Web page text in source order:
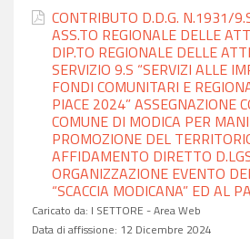
CONTRIBUTO D.D.G. N.1931/
ASS.TO REGIONALE DELLE
DIP.TO REGIONALE DELLE
SERVIZIO 9.S “SERVIZI ALLE
FONDI COMUNITARI E
PIACE 2024” ASSEGNAZIONE
COMUNE DI MODICA PER
PROMOZIONE DEL
AFFIDAMENTO DIRETTO
ORGANIZZAZIONE EVENTO
“SCACCIA MODICANA” ED AL
Caricato da: I SETTORE - Area Web
Data di affissione: 12 Dicembre 2024